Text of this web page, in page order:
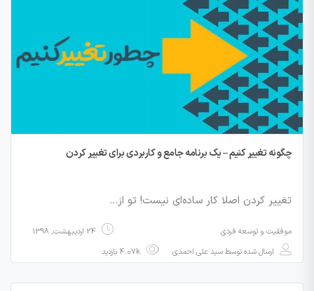
چگونه تغییر کنیم – یک برنامه جامع و کاربردی برای تغییر کردن
تغییر کردن اصلا کار ساده‌ای نیست! تو از…
موفقیت و توسعه فردی
24 اردیبهشت, 1398
ارسال شده توسطسید علی احمدی